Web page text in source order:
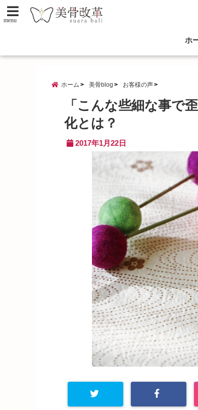
menu
ホ
ホーム 美骨blog お客様の声
「こんな些細な事で
化とは？
2017年1月22日